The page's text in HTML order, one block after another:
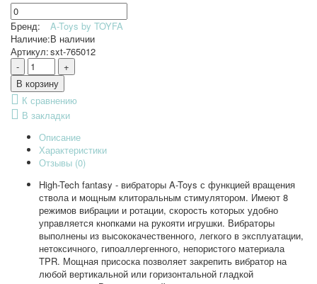
Бренд:
A-Toys by TOYFA
Наличие:В наличии
Артикул:sxt-765012
К сравнению
В закладки
Описание
Характеристики
Отзывы (0)
High-Tech fantasy - вибраторы A-Toys с функцией вращения
ствола и мощным клиторальным стимулятором. Имеют 8
режимов вибрации и ротации, скорость которых удобно
управляется кнопками на рукояти игрушки. Вибраторы
выполнены из высококачественного, легкого в эксплуатации,
нетоксичного, гипоаллергенного, непористого материала
TPR. Мощная присоска позволяет закрепить вибратор на
любой вертикальной или горизонтальной гладкой